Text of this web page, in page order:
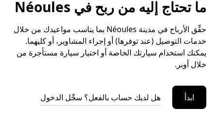
ما تحتاج إليه من ربح في Néoules
حقِّق الأرباح في مدينة Néoules بما يناسب مواعيدك من خلال
خدمات التوصيل (عند توفرها) أو إجراء المشاوير، أو كليهما.
يمكنك استخدام سيارتك الخاصة أو اختيار سيارة مستأجرة من
خلال أوبر.
ابدأ هل لديك حساب بالفعل؟ سجِّل الدخول